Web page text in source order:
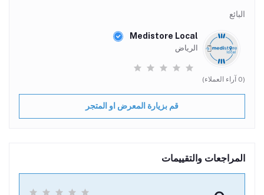
البائع
Medistore Local
الرياض
(0 آراء العملاء)
قم بزيارة المعرض او المتجر
المراجعات والتقييمات